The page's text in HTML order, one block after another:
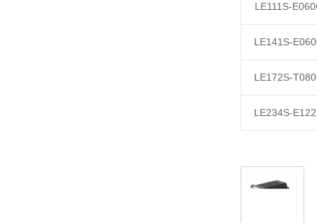
LE111S-
LE141S-
LE172S-
LE234S-